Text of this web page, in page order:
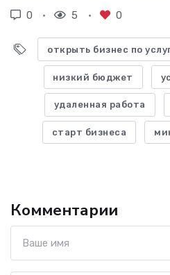
0 5 0
открыть бизнес по
низкий бюджет
удаленная работа
старт бизнеса
Комментарии